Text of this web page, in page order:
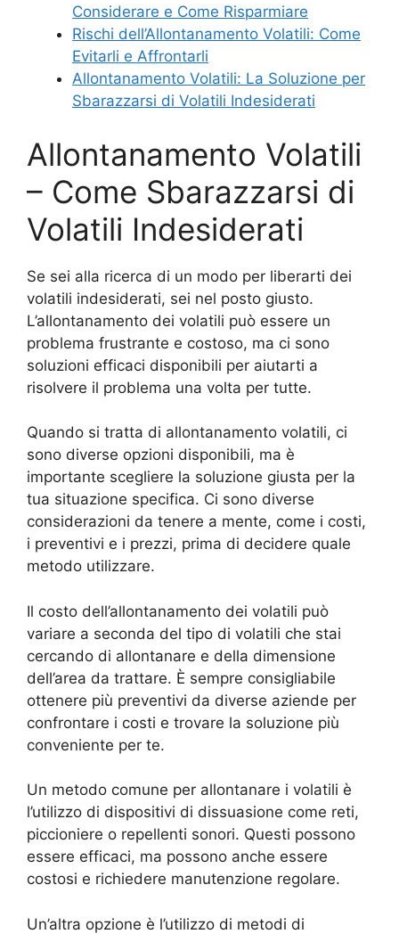
Considerare e Come Risparmiare
Rischi dell’Allontanamento Volatili: Come
Evitarli e Affrontarli
Allontanamento Volatili: La Soluzione per
Sbarazzarsi di Volatili Indesiderati
Allontanamento Volatili
– Come Sbarazzarsi di
Volatili Indesiderati
Se sei alla ricerca di un modo per liberarti dei
volatili indesiderati, sei nel posto giusto.
L’allontanamento dei volatili può essere un
problema frustrante e costoso, ma ci sono
soluzioni efficaci disponibili per aiutarti a
risolvere il problema una volta per tutte.
Quando si tratta di allontanamento volatili, ci
sono diverse opzioni disponibili, ma è
importante scegliere la soluzione giusta per la
tua situazione specifica. Ci sono diverse
considerazioni da tenere a mente, come i costi,
i preventivi e i prezzi, prima di decidere quale
metodo utilizzare.
Il costo dell’allontanamento dei volatili può
variare a seconda del tipo di volatili che stai
cercando di allontanare e della dimensione
dell’area da trattare. È sempre consigliabile
ottenere più preventivi da diverse aziende per
confrontare i costi e trovare la soluzione più
conveniente per te.
Un metodo comune per allontanare i volatili è
l’utilizzo di dispositivi di dissuasione come reti,
piccioniere o repellenti sonori. Questi possono
essere efficaci, ma possono anche essere
costosi e richiedere manutenzione regolare.
Un’altra opzione è l’utilizzo di metodi di